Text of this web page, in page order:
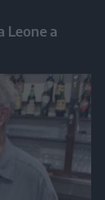
Leone a